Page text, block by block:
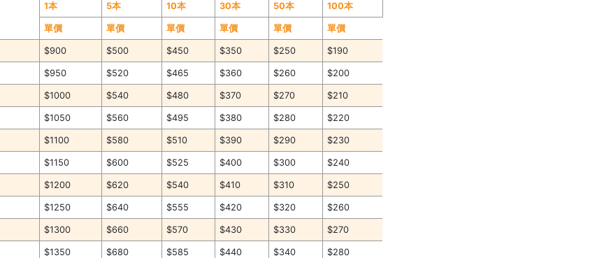
1本 5本 10本 30本 50本 100本
單價 單價 單價 單價 單價 單價
$900 $500 $450 $350 $250 $190
$950 $520 $465 $360 $260 $200
$1000 $540 $480 $370 $270 $210
$1050 $560 $495 $380 $280 $220
$1100 $580 $510 $390 $290 $230
$1150 $600 $525 $400 $300 $240
$1200 $620 $540 $410 $310 $250
$1250 $640 $555 $420 $320 $260
$1300 $660 $570 $430 $330 $270
$1350 $680 $585 $440 $340 $280